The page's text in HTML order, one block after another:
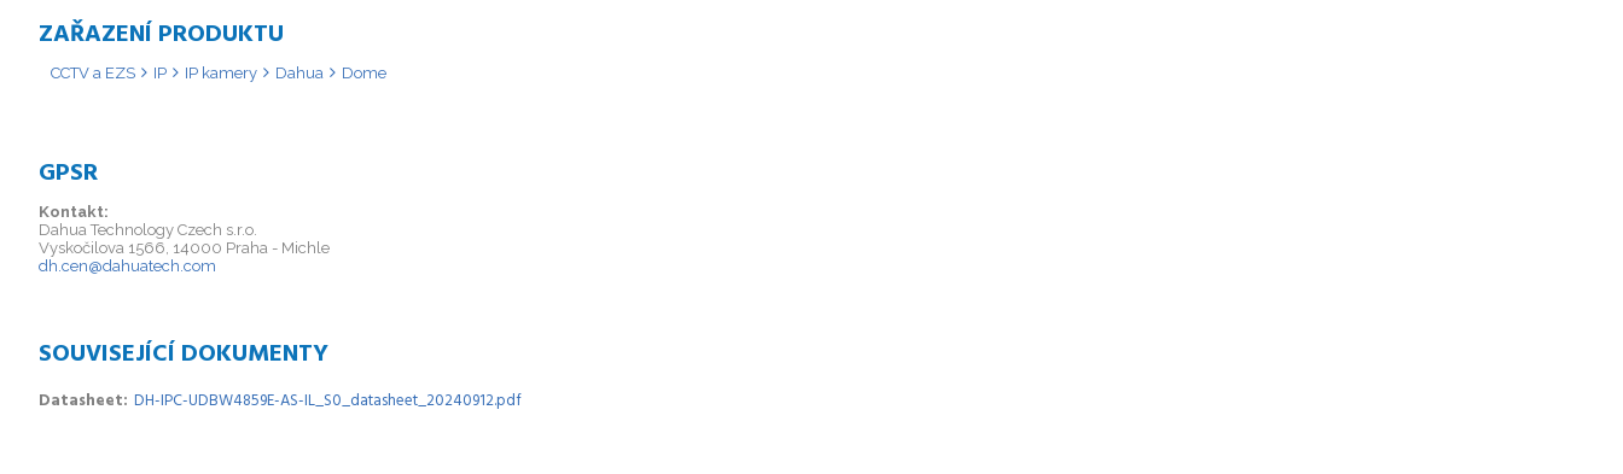
ZAŘAZENÍ PRODUKTU
CCTV a EZS IP IP kamery Dahua Dome
GPSR
Kontakt:
Dahua Technology Czech s.r.o.
Vyskočilova 1566, 14000 Praha - Michle
dh.cen@dahuatech.com
SOUVISEJÍCÍ DOKUMENTY
Datasheet DH-IPC-UDBW4859E-AS-IL_S0_datasheet_20240912.pdf